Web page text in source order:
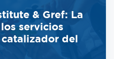
& Gref: La
servicios
del